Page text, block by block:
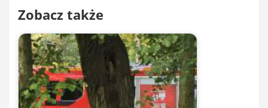
Zobacz także